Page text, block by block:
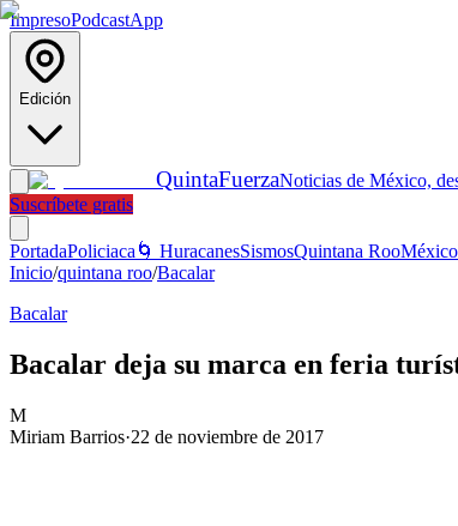
ImpresoPodcastApp
Edición
QuintaFuerzaNoticias de México,
Suscríbete gratis
PortadaPoliciaca 🌀 HuracanesSismosQuintana RooMéxico
Inicio/quintana roo/Bacalar
Bacalar
Bacalar deja su marca en feria
M
Miriam Barrios·22 de noviembre de 2017